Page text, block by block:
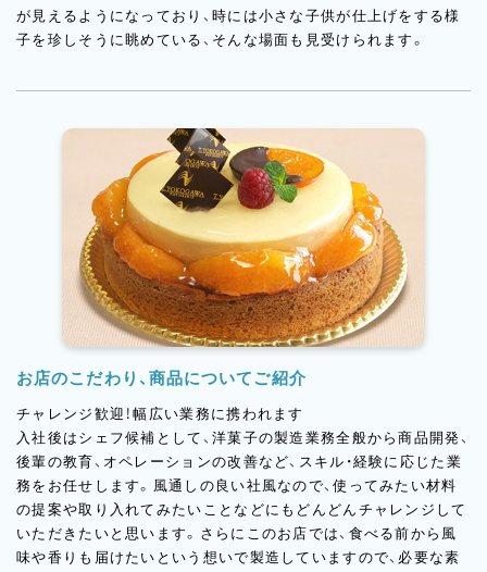
が見えるようになっており、時には小さな子供が仕上げをする様
子を珍しそうに眺めている、そんな場面も見受けられます。
お店のこだわり、商品についてご紹介
チャレンジ歓迎！幅広い業務に携われます
入社後はシェフ候補として、洋菓子の製造業務全般から商品開発、
後輩の教育、オペレーションの改善など、スキル・経験に応じた業
務をお任せします。風通しの良い社風なので、使ってみたい材料
の提案や取り入れてみたいことなどにもどんどんチャレンジして
いただきたいと思います。さらにこのお店では、食べる前から風
味や香りも届けたいという想いで製造していますので、必要な素